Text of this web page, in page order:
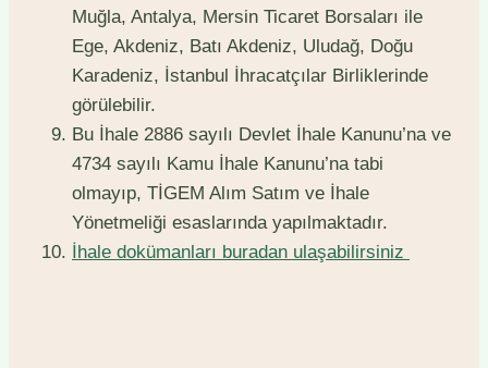
Muğla, Antalya, Mersin Ticaret Borsaları ile
Ege, Akdeniz, Batı Akdeniz, Uludağ, Doğu
Karadeniz, İstanbul İhracatçılar Birliklerinde
görülebilir.
Bu İhale 2886 sayılı Devlet İhale Kanunu’na ve
4734 sayılı Kamu İhale Kanunu’na tabi
olmayıp, TİGEM Alım Satım ve İhale
Yönetmeliği esaslarında yapılmaktadır.
İhale dokümanları buradan ulaşabilirsiniz